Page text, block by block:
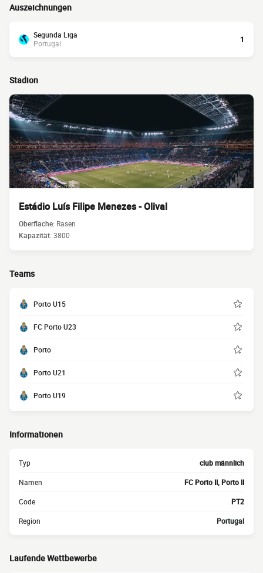
Auszeichnungen
Segunda Liga
Portugal
1
Stadion
Estádio Luís Filipe Menezes - Olival
Oberfläche: Rasen
Kapazität:3800
Teams
Porto U15
FC Porto U23
Porto
Porto U21
Porto U19
Informationen
Typ club männlich
Namen FC Porto II, Porto II
Code PT2
Region Portugal
Laufende Wettbewerbe